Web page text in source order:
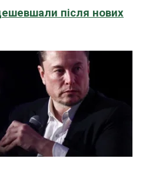
після нових